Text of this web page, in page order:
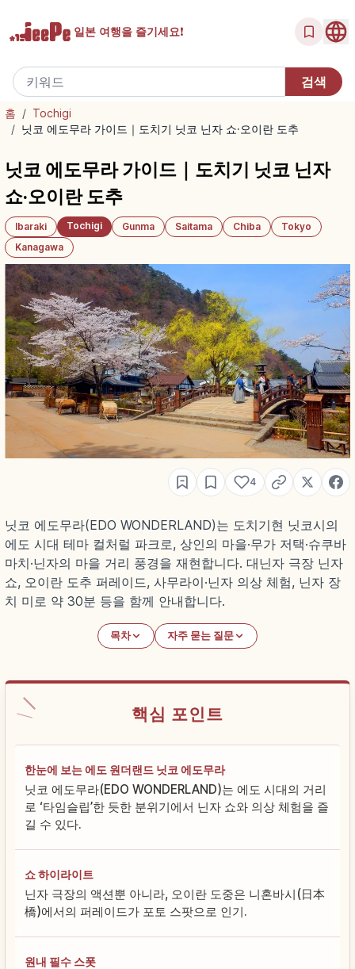
일본 여행을 즐기세요!
홈 / Tochigi
/ 닛코 에도무라 가이드｜도치기 닛코 닌자 쇼·오이란 도추
닛코 에도무라 가이드｜도치기 닛코 닌자
쇼·오이란 도추
Ibaraki Tochigi Gunma Saitama Chiba
Tokyo
Kanagawa
4
닛코 에도무라(EDO WONDERLAND)는 도치기현 닛코시의
에도 시대 테마 컬처럴 파크로, 상인의 마을·무가 저택·슈쿠바
마치·닌자의 마을 거리 풍경을 재현합니다. 대닌자 극장 닌자
쇼, 오이란 도추 퍼레이드, 사무라이·닌자 의상 체험, 닌자 장
치 미로 약 30분 등을 함께 안내합니다.
목차 자주 묻는 질문
핵심 포인트
한눈에 보는 에도 원더랜드 닛코 에도무라
닛코 에도무라(EDO WONDERLAND)는 에도 시대의 거리
로 ‘타임슬립’한 듯한 분위기에서 닌자 쇼와 의상 체험을 즐
길 수 있다.
쇼 하이라이트
닌자 극장의 액션뿐 아니라, 오이란 도중은 니혼바시(日本
橋)에서의 퍼레이드가 포토 스팟으로 인기.
원내 필수 스폿